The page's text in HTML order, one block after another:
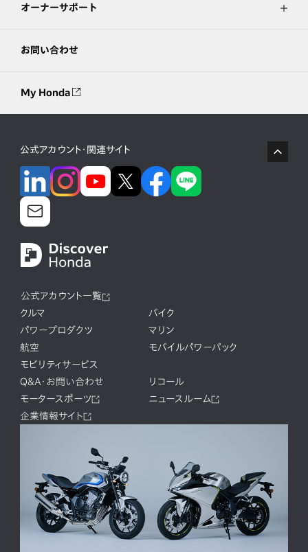
オーナーサポート
お問い合わせ
My Honda
公式アカウント・関連サイト
公式アカウント一覧
クルマ
バイク
パワープロダクツ
マリン
航空
モバイルパワーパック
モビリティサービス
Q&A・お問い合わせ
リコール
モータースポーツ
ニュースルーム
企業情報サイト